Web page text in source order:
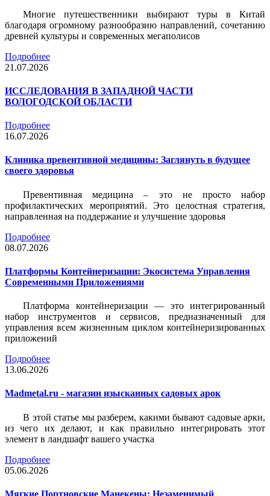
Многие путешественники выбирают туры в Китай
благодаря огромному разнообразию направлений, сочетанию
древней культуры и современных мегаполисов
Подробнее
21.07.2026
ИССЛЕДОВАНИЯ В ЗАПАДНОЙ ЧАСТИ
ВОЛОГОДСКОЙ ОБЛАСТИ
Подробнее
16.07.2026
Клиника превентивной медицины: Заглянуть в будущее
своего здоровья
Превентивная медицина – это не просто набор
профилактических мероприятий. Это целостная стратегия,
направленная на поддержание и улучшение здоровья
Подробнее
08.07.2026
Платформы Контейнеризации: Экосистема Управления
Современными Приложениями
Платформа контейнеризации — это интегрированный
набор инструментов и сервисов, предназначенный для
управления всем жизненным циклом контейнеризированных
приложений
Подробнее
13.06.2026
Madmetal.ru - магазин изысканных садовых арок
В этой статье мы разберем, какими бывают садовые арки,
из чего их делают, и как правильно интегрировать этот
элемент в ландшафт вашего участка
Подробнее
05.06.2026
Мягкие Портновские Манекены: Незаменимый